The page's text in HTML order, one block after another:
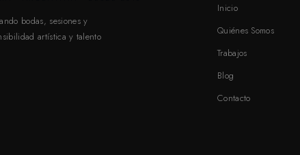
bodas, sesiones y
artística y talento
Inicio
Quiénes Somos
Trabajos
Blog
Contacto